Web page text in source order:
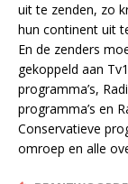
uit te zenden, zo
hun continent uit
En de zenders
gekoppeld aan
programma’s,
programma’s en
Conservatieve
omroep en alle